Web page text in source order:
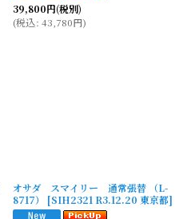
39,800円(税別)
(税込: 43,780円)
オサダ スマイリー 通常張替 （L-
8717）
[SIH2321 R3.12.20 東京都]